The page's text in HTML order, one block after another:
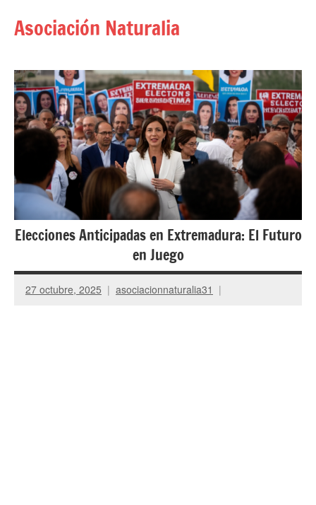
Asociación Naturalia
Elecciones Anticipadas en Extremadura: El Futuro
en Juego
27 octubre, 2025 asociacionnaturalia31